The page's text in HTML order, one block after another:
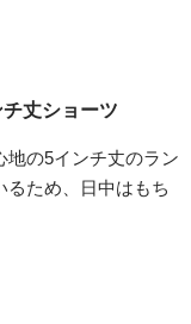
丈ショーツ
地の5インチ丈のラン
るため、日中はもち